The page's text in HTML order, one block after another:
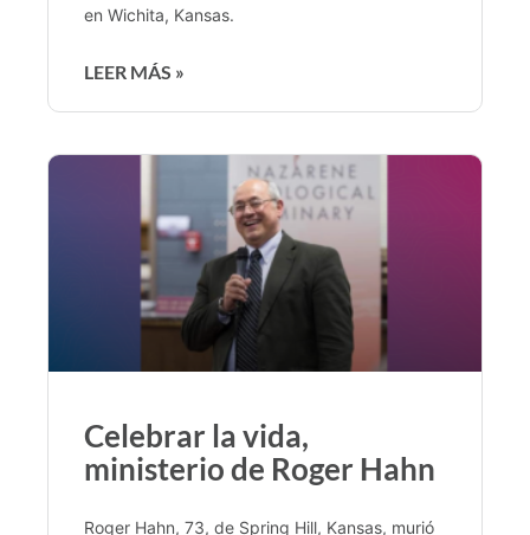
en Wichita, Kansas.
LEER MÁS »
Celebrar la vida,
ministerio de Roger Hahn
Roger Hahn, 73, de Spring Hill, Kansas, murió